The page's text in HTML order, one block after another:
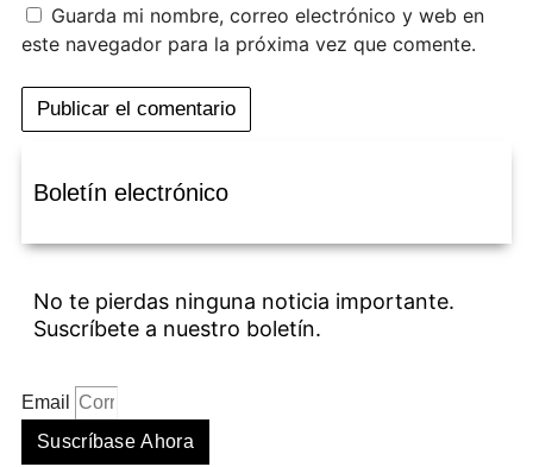
Guarda mi nombre, correo electrónico y web en
este navegador para la próxima vez que comente.
Boletín electrónico
No te pierdas ninguna noticia importante.
Suscríbete a nuestro boletín.
Email
Suscríbase Ahora